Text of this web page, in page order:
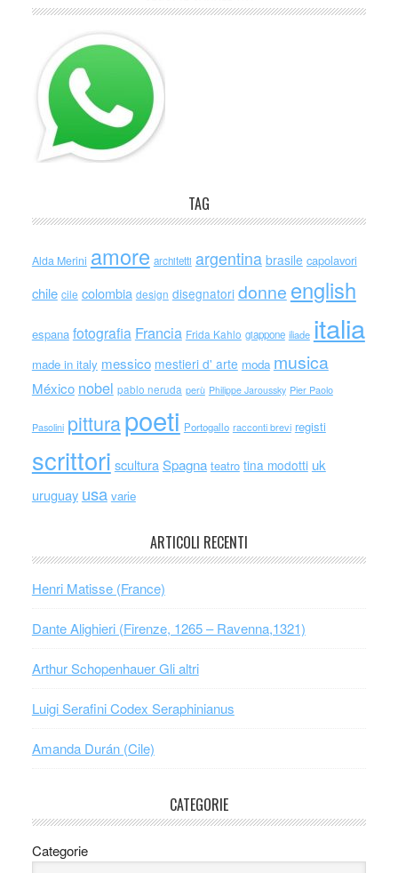
TAG
Alda Merini amore architetti argentina brasile capolavori
chile cile colombia design disegnatori donne english
espana fotografia Francia Frida Kahlo giappone iliade italia
made in italy messico mestieri d' arte moda musica
México nobel pablo neruda perù Philippe Jaroussky Pier Paolo
Pasolini pitturapoeti Portogallo racconti brevi registi
scrittori scultura Spagna teatro tina modotti uk
uruguay usa varie
ARTICOLI RECENTI
Henri Matisse (France)
Dante Alighieri (Firenze, 1265 – Ravenna,1321)
Arthur Schopenhauer Gli altri
Luigi Serafini Codex Seraphinianus
Amanda Durán (Cile)
CATEGORIE
Categorie